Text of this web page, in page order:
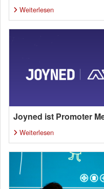
Weiterlesen
Joyned ist Promoter
Weiterlesen